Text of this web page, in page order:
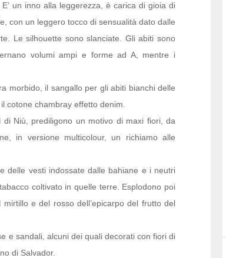
un inno alla leggerezza, è carica di gioia di
con un leggero tocco di sensualità dato dalle
Le silhouette sono slanciate. Gli abiti sono
volumi ampi e forme ad A, mentre i
morbido, il sangallo per gli abiti bianchi delle
cotone chambray effetto denim.
Niù, prediligono un motivo di maxi fiori, da
in versione multicolour, un richiamo alle
delle vesti indossate dalle bahiane e i neutri
coltivato in quelle terre. Esplodono poi
mirtillo e del rosso dell’epicarpo del frutto del
e sandali, alcuni dei quali decorati con fiori di
di Salvador.